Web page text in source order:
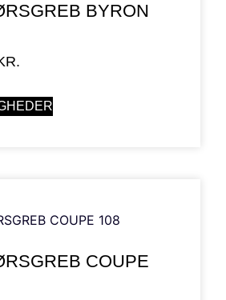
BYRON
COUPE